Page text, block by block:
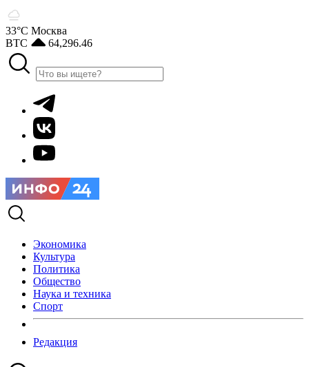
33°С Москва
BTC
64,296.46
Экономика
Культура
Политика
Общество
Наука и техника
Спорт
Редакция